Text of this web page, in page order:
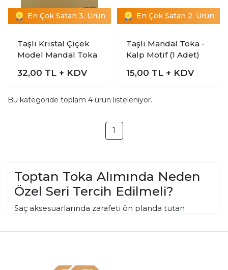
En Çok Satan 3. Ürün
Taşlı Kristal Çiçek
Model Mandal Toka
32,00 TL + KDV
En Çok Satan 2. Ürün
Taşlı Mandal Toka -
Kalp Motif (1 Adet)
15,00 TL + KDV
Bu kategoride toplam 4 ürün listeleniyor.
1
Toptan Toka Alımında Neden
Özel Seri Tercih Edilmeli?
Saç aksesuarlarında zarafeti ön planda tutan
yüksek malzeme kalitesi ve özgün tasarımlarıyla